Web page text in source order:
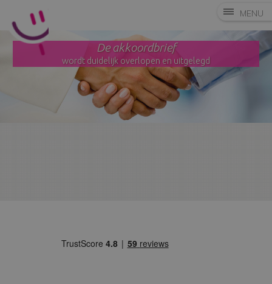
MENU
De akkoordbrief
wordt duidelijk overlopen en uitgelegd